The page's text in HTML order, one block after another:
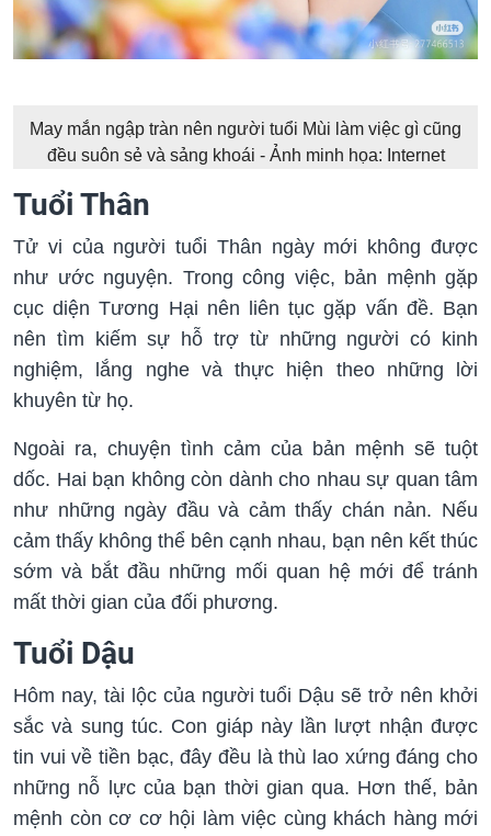
May mắn ngập tràn nên người tuổi Mùi làm việc gì cũng
đều suôn sẻ và sảng khoái - Ảnh minh họa: Internet
Tuổi Thân
Tử vi của người tuổi Thân ngày mới không được
như ước nguyện. Trong công việc, bản mệnh gặp
cục diện Tương Hại nên liên tục gặp vấn đề. Bạn
nên tìm kiếm sự hỗ trợ từ những người có kinh
nghiệm, lắng nghe và thực hiện theo những lời
khuyên từ họ.
Ngoài ra, chuyện tình cảm của bản mệnh sẽ tuột
dốc. Hai bạn không còn dành cho nhau sự quan tâm
như những ngày đầu và cảm thấy chán nản. Nếu
cảm thấy không thể bên cạnh nhau, bạn nên kết thúc
sớm và bắt đầu những mối quan hệ mới để tránh
mất thời gian của đối phương.
Tuổi Dậu
Hôm nay, tài lộc của người tuổi Dậu sẽ trở nên khởi
sắc và sung túc. Con giáp này lần lượt nhận được
tin vui về tiền bạc, đây đều là thù lao xứng đáng cho
những nỗ lực của bạn thời gian qua. Hơn thế, bản
mệnh còn cơ cơ hội làm việc cùng khách hàng mới